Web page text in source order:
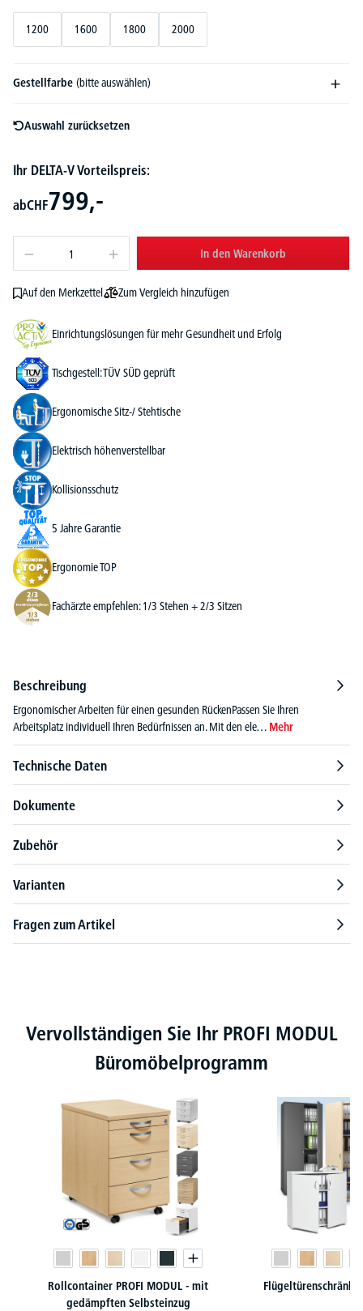
1200 1600 1800 2000
Gestellfarbe (bitte auswählen)
Auswahl zurücksetzen
Ihr DELTA-V Vorteilspreis:
abCHF799,-
In den Warenkorb
Auf den Merkzettel Zum Vergleich hinzufügen
Einrichtungslösungen für mehr Gesundheit und Erfolg
Tischgestell: TÜV SÜD geprüft
Ergonomische Sitz-/ Stehtische
Elektrisch höhenverstellbar
Kollisionsschutz
5 Jahre Garantie
Ergonomie TOP
Fachärzte empfehlen: 1/3 Stehen + 2/3 Sitzen
Beschreibung
Ergonomischer Arbeiten für einen gesunden RückenPassen Sie Ihren
Arbeitsplatz individuell Ihren Bedürfnissen an. Mit den ele… Mehr
Technische Daten
Dokumente
Zubehör
Varianten
Fragen zum Artikel
Produktgalerie überspringen
Vervollständigen Sie Ihr PROFI MODUL
Büromöbelprogramm
Rollcontainer PROFI MODUL - mit
gedämpften Selbsteinzug
Flügeltürenschränke